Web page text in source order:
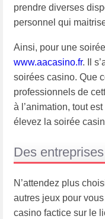
prendre diverses
personnel qui
Ainsi, pour une
www.aacasino.fr. Il
soirées casino. Que
professionnels de
à l’animation, tout
élevez la soirée
Des
N’attendez plus
autres jeux pour
casino factice sur le